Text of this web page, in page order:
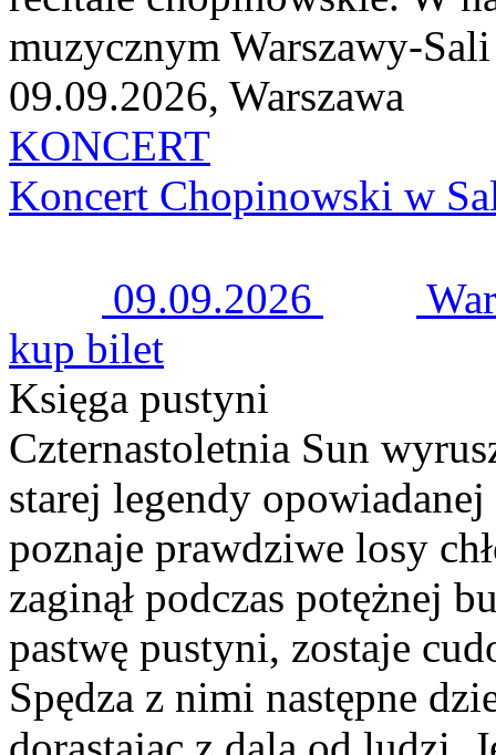
muzycznym Warszawy-
09.09.2026, Warszawa
KONCERT
Koncert Chopinowski w
09.09.2026
kup bilet
Księga pustyni
Czternastoletnia Sun
starej legendy
poznaje prawdziwe losy
zaginął podczas potężnej
pastwę pustyni, zostaje
Spędza z nimi następne